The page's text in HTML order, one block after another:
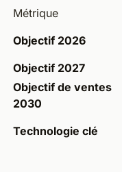
Métrique
Objectif 2026
Objectif 2027
Objectif de ventes
2030
Technologie clé